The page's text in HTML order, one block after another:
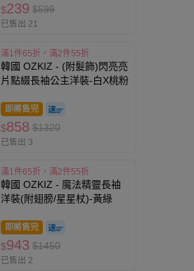
$239 $599
已售出 21
滿1件65折，滿2件55折
韓國 OZKIZ - (附髮飾)閃亮亮
片點綴長袖公主洋裝-白X桃粉
即將售完
$858 $1320
已售出 3
滿1件65折，滿2件55折
韓國 OZKIZ - 魔法精靈長袖
洋裝(附翅膀/星星杖)-黃綠
即將售完
$943 $1450
已售出 2